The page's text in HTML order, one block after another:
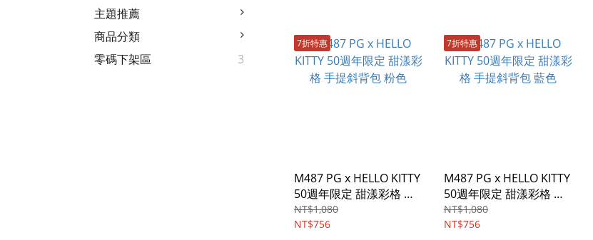
主題推薦
商品分類
零碼下架區
3
7折特惠
M487 PG x HELLO KITTY
50週年限定 甜漾彩格 手
提斜背包 粉色
NT$1,080
NT$756
7折特惠
M487 PG x HELLO KITTY
50週年限定 甜漾彩格 手
提斜背包 藍色
NT$1,080
NT$756